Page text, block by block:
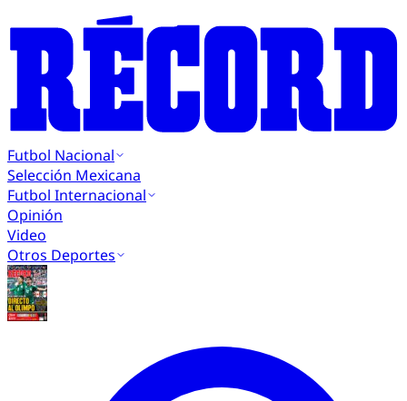
Futbol Nacional
Selección Mexicana
Futbol Internacional
Opinión
Video
Otros Deportes